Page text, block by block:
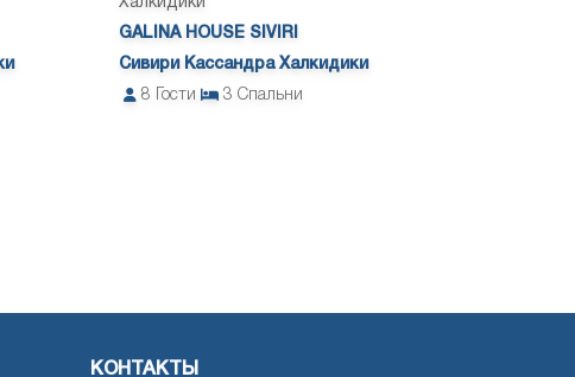
Халкидики
GALINA HOUSE SIVIRI
Сивири Кассандра Халкидики
8
Гости 3 Спальни
КОНТАКТЫ